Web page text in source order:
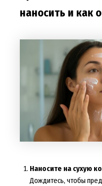
наносить и как
Наносите на сухую
Дождитесь, чтобы